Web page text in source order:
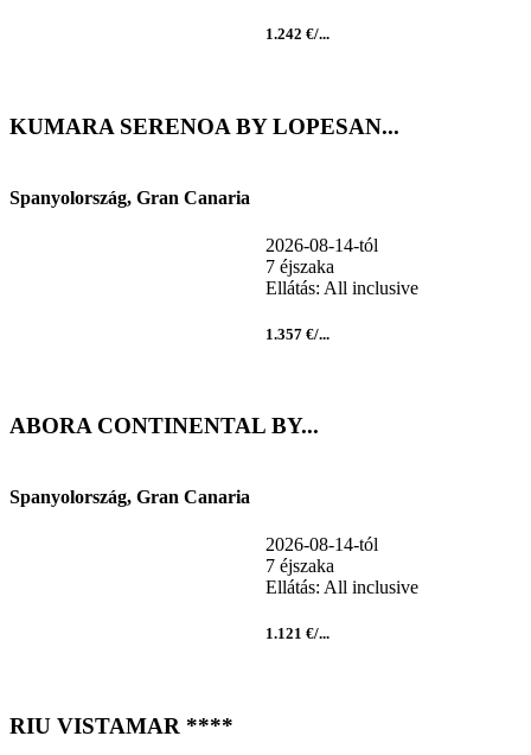
1.242 €/...
KUMARA SERENOA BY LOPESAN...
Spanyolország, Gran Canaria
2026-08-14-tól
7 éjszaka
Ellátás: All inclusive
1.357 €/...
ABORA CONTINENTAL BY...
Spanyolország, Gran Canaria
2026-08-14-tól
7 éjszaka
Ellátás: All inclusive
1.121 €/...
RIU VISTAMAR ****